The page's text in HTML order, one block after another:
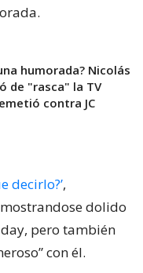
humorada? Nicolás
de "rasca" la TV
contra JC
decirlo?’,
dolido
pero también
con él.